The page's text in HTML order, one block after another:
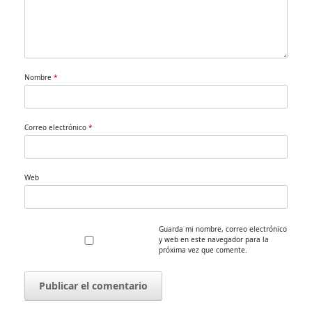
Nombre *
Correo electrónico *
Web
Guarda mi nombre, correo electrónico
y web en este navegador para la
próxima vez que comente.